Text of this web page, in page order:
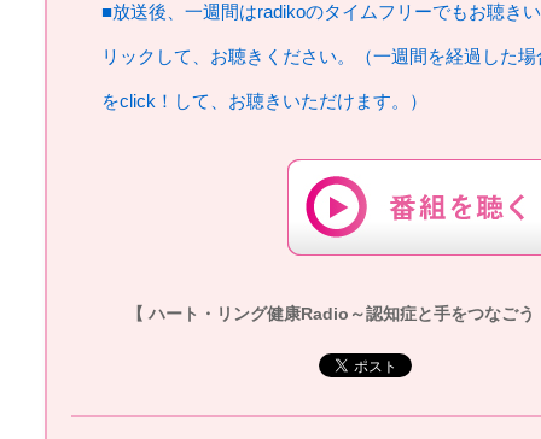
■放送後、一週間はradikoのタイムフリーでもお聴き
リックして、お聴きください。（一週間を経過した
をclick！して、お聴きいただけます。）
【 ハート・リング健康Radio～認知症と手をつなご